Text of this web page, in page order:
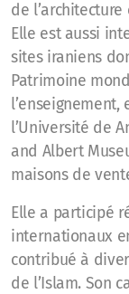
de
Elle est aussi
sites iraniens
Patrimoine
l’Université de
and Albert
maisons de
Elle a participé
internationaux
contribué à
de l’Islam. Son